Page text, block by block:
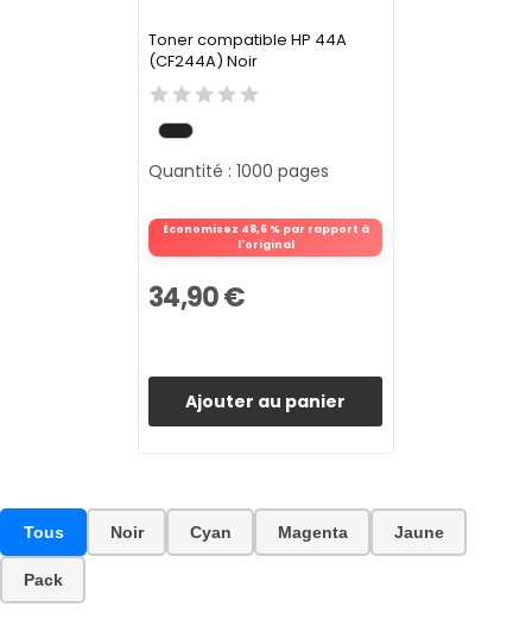
Toner compatible HP 44A
(CF244A) Noir
Économisez 48,6 % par rapport à
l'original
Quantité : 1000 pages
34,90 €
Ajouter au panier
Tous Noir Cyan Magenta Jaune
Pack